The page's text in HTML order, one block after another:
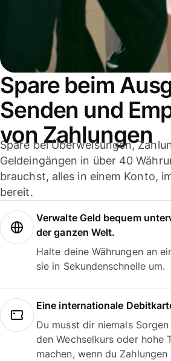
Spare beim
Senden und
von Zahlungen
Spare bei Überweisungen,
Geldeingängen in über 40
brauchst, alles in einem Konto,
bereit.
Verwalte Geld bequem
der ganzen Welt.
Halte deine Währungen an
sie in Sekundenschnelle um.
Eine internationale
Du musst dir niemals
den Wechselkurs oder hohe
machen, wenn du